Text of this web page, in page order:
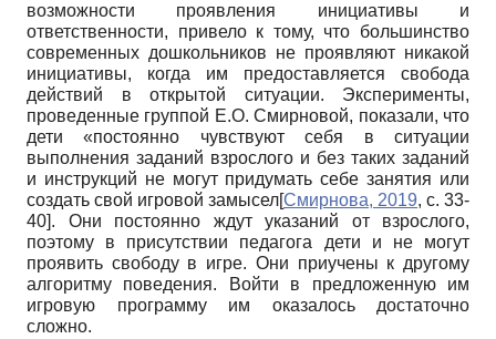
возможности проявления инициативы и
ответственности, привело к тому, что большинство
современных дошкольников не проявляют никакой
инициативы, когда им предоставляется свобода
действий в открытой ситуации. Эксперименты,
проведенные группой Е.О. Смирновой, показали, что
дети «постоянно чувствуют себя в ситуации
выполнения заданий взрослого и без таких заданий
и инструкций не могут придумать себе занятия или
создать свой игровой замысел[Смирнова, 2019, с. 33-
40]. Они постоянно ждут указаний от взрослого,
поэтому в присутствии педагога дети и не могут
проявить свободу в игре. Они приучены к другому
алгоритму поведения. Войти в предложенную им
игровую программу им оказалось достаточно
сложно.